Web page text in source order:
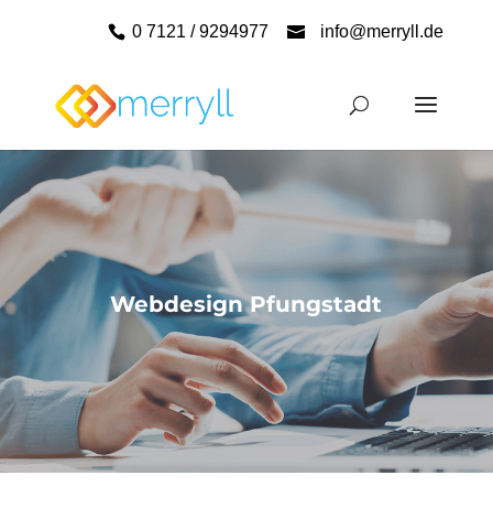
0 7121 / 9294977 info@merryll.de
Webdesign Pfungstadt